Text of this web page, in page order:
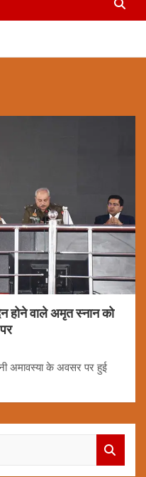
वाले अमृत स्नान को
अमावस्या के अवसर पर हुई